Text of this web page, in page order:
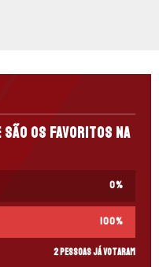
são os favoritos na
0%
100%
2 pessoas já votaram